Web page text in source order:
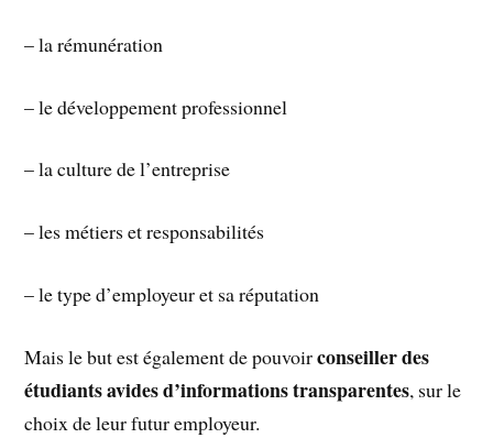
– la rémunération
– le développement professionnel
– la culture de l’entreprise
– les métiers et responsabilités
– le type d’employeur et sa réputation
Mais le but est également de pouvoirconseiller des
étudiants avides d’informations transparentes, sur le
choix de leur futur employeur.